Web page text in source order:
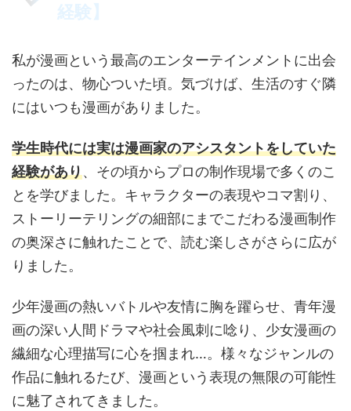
経験】
私が漫画という最高のエンターテインメントに出会
ったのは、物心ついた頃。気づけば、生活のすぐ隣
にはいつも漫画がありました。
学生時代には実は漫画家のアシスタントをしていた
経験があり、その頃からプロの制作現場で多くのこ
とを学びました。キャラクターの表現やコマ割り、
ストーリーテリングの細部にまでこだわる漫画制作
の奥深さに触れたことで、読む楽しさがさらに広が
りました。
少年漫画の熱いバトルや友情に胸を躍らせ、青年漫
画の深い人間ドラマや社会風刺に唸り、少女漫画の
繊細な心理描写に心を掴まれ…。様々なジャンルの
作品に触れるたび、漫画という表現の無限の可能性
に魅了されてきました。